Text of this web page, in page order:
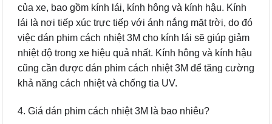
của xe, bao gồm kính lái, kính hông và kính hậu. Kính
lái là nơi tiếp xúc trực tiếp với ánh nắng mặt trời, do đó
việc dán phim cách nhiệt 3M cho kính lái sẽ giúp giảm
nhiệt độ trong xe hiệu quả nhất. Kính hông và kính hậu
cũng cần được dán phim cách nhiệt 3M để tăng cường
khả năng cách nhiệt và chống tia UV.
4. Giá dán phim cách nhiệt 3M là bao nhiêu?